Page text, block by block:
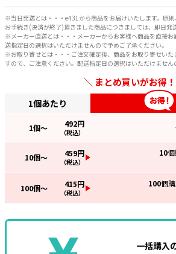
※当日発送とは・・・e431から商品をお届けいたします。原
お手続き(決済が終了)頂きました商品につきましては、即日発
※メーカー直送とは・・・メーカーからお客様へ商品を直接お
送指定日の選択はいただけませんので予めご了承ください。
※お取り寄せとは・・・ご注文確定後、商品をお取り寄せいた
すので、ご注意ください。配送指定日の選択はいただけません
まとめ買いがお得！
1個あたり
1個～ 492円
（税込）
10個～ 459円
（税込）
10個
100個～ 415円
（税込）
100個購
一括購入